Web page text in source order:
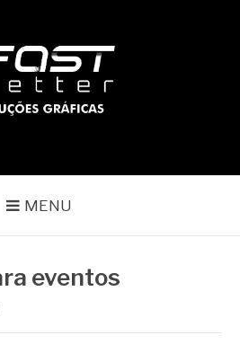
MENU
eventos